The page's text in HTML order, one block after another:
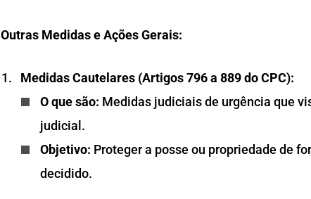
Outras Medidas e Ações Gerais:
Medidas Cautelares (Artigos 796 a 889 do CPC):
O que são: Medidas judiciais de urgência que
judicial.
Objetivo: Proteger a posse ou propriedade de
decidido.